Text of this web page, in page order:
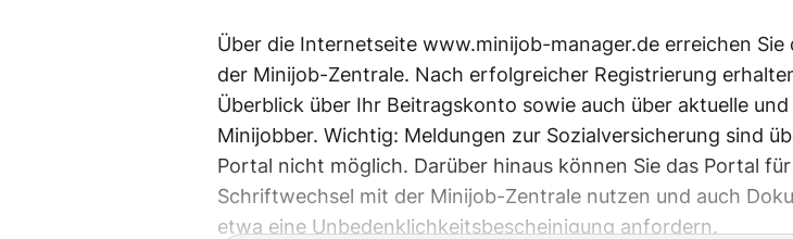
Über die Internetseite www.minijob-manager.de erreichen Sie
der Minijob-Zentrale. Nach erfolgreicher Registrierung
Überblick über Ihr Beitragskonto sowie auch über aktuelle und
Minijobber. Wichtig: Meldungen zur Sozialversicherung sind
Portal nicht möglich. Darüber hinaus können Sie das Portal
Schriftwechsel mit der Minijob-Zentrale nutzen und auch
etwa eine Unbedenklichkeitsbescheinigung anfordern.